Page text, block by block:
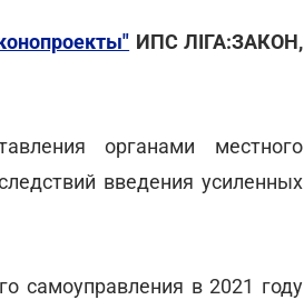
ИПС ЛІГА:ЗАКОН,
органами местного
введения усиленных
самоуправления в 2021 году